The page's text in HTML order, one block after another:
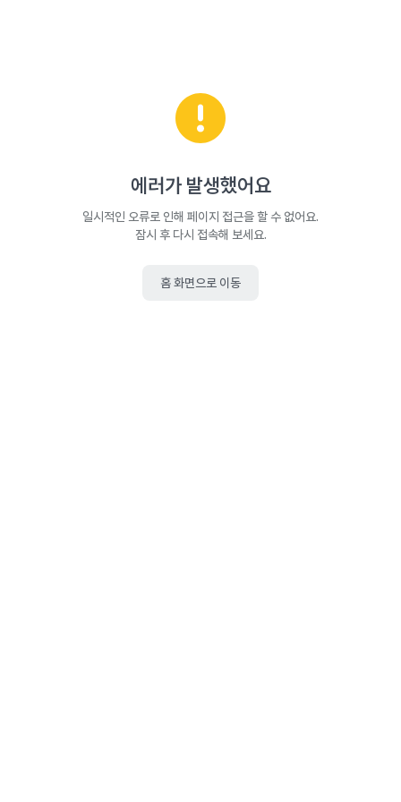
에러가 발생했어요
일시적인 오류로 인해 페이지 접근을 할 수 없어요.
잠시 후 다시 접속해 보세요.
홈 화면으로 이동